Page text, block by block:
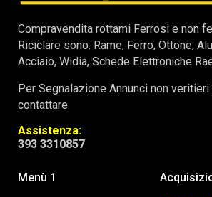
Compravendita rottami Ferrosi e non
Riciclare sono: Rame, Ferro, Ottone,
Acciaio, Widia, Schede Elettroniche
Per Segnalazione Annunci non
contattare
Assistenza:
393 3310857
Menù 1